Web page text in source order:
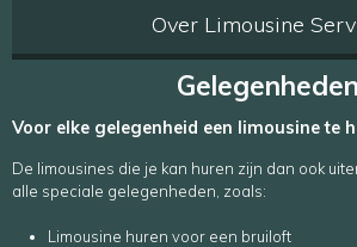
Over Limousine
Gelegenheden
Voor elke gelegenheid een limousine te
De limousines die je kan huren zijn dan ook
alle speciale gelegenheden, zoals:
Limousine huren voor een bruiloft